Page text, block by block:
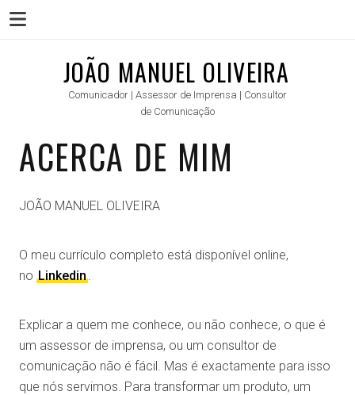
JOÃO MANUEL OLIVEIRA
Comunicador | Assessor de Imprensa | Consultor
de Comunicação
ACERCA DE MIM
JOÃO MANUEL OLIVEIRA
O meu currículo completo está disponível online,
no Linkedin.
Explicar a quem me conhece, ou não conhece, o que é
um assessor de imprensa, ou um consultor de
comunicação não é fácil. Mas é exactamente para isso
que nós servimos. Para transformar um produto, um
Menu